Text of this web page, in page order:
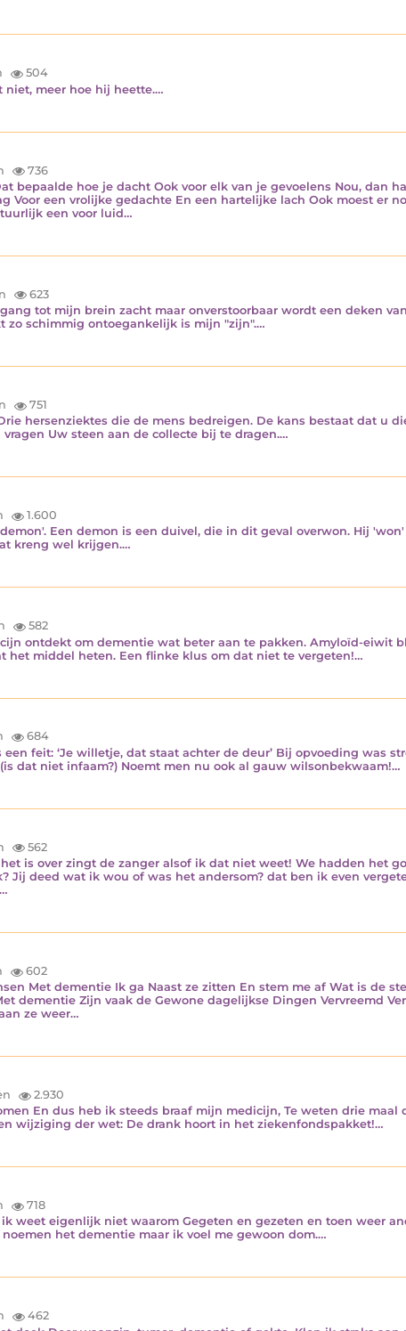
504
niet, meer hoe hij heette.…
736
bepaalde hoe je dacht Ook voor elk van je gevoelens Nou, dan
Voor een vrolijke gedachte En een hartelijke lach Ook moest er
een voor luid…
623
tot mijn brein zacht maar onverstoorbaar wordt een deken
zo schimmig ontoegankelijk is mijn "zijn".…
751
hersenziektes die de mens bedreigen. De kans bestaat dat u
Uw steen aan de collecte bij te dragen.…
1.600
Een demon is een duivel, die in dit geval overwon. Hij
kreng wel krijgen.…
582
ontdekt om dementie wat beter aan te pakken. Amyloïd-eiwit
het middel heten. Een flinke klus om dat niet te vergeten!…
684
feit: ‘Je willetje, dat staat achter de deur’ Bij opvoeding was
dat niet infaam?) Noemt men nu ook al gauw wilsonbekwaam!…
562
is over zingt de zanger alsof ik dat niet weet! We hadden het
Jij deed wat ik wou of was het andersom? dat ben ik even
602
Met dementie Ik ga Naast ze zitten En stem me af Wat is de
dementie Zijn vaak de Gewone dagelijkse Dingen Vervreemd
ze weer…
2.930
En dus heb ik steeds braaf mijn medicijn, Te weten drie
wijziging der wet: De drank hoort in het ziekenfondspakket!…
718
weet eigenlijk niet waarom Gegeten en gezeten en toen weer
het dementie maar ik voel me gewoon dom.…
462